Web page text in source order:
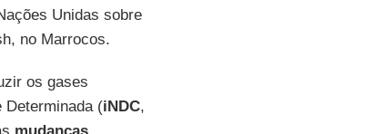
Unidas sobre
no Marrocos.
os gases
Determinada (iNDC,